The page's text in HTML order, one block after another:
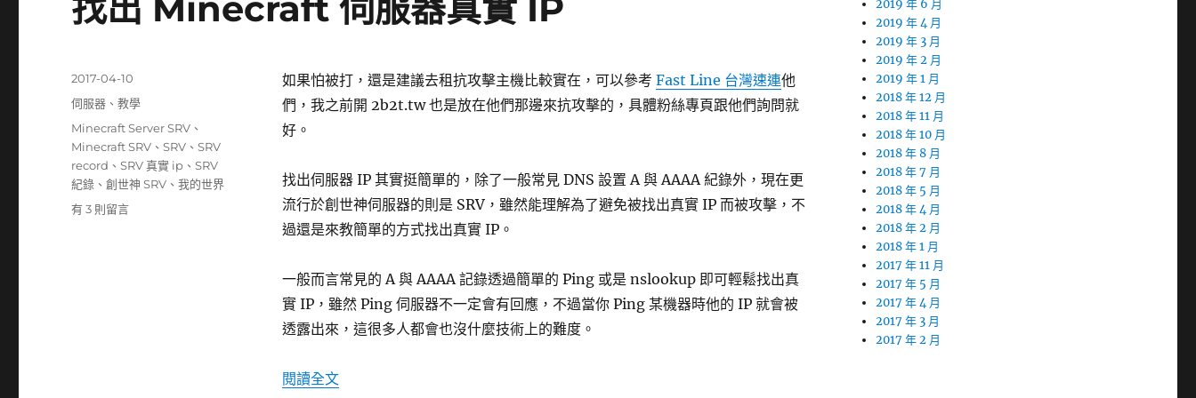
Minecraft
SRV
如果怕被打，還是建議去租抗攻擊主機比較實在，可以參考 Fast Line 台灣速連他
們，我之前開 2b2t.tw 也是放在他們那邊來抗攻擊的，具體粉絲專頁跟他們詢問就
好。
找出伺服器 IP 其實挺簡單的，除了一般常見 DNS 設置 A 與 AAAA 紀錄外，現在更
流行於創世神伺服器的則是 SRV，雖然能理解為了避免被找出真實 IP 而被攻擊，不
過還是來教簡單的方式找出真實 IP。
一般而言常見的 A 與 AAAA 記錄透過簡單的 Ping 或是 nslookup 即可輕鬆找出真
實 IP，雖然 Ping 伺服器不一定會有回應，不過當你 Ping 某機器時他的 IP 就會被
透露出來，這很多人都會也沒什麼技術上的難度。
閱讀全文〈找出 Minecraft 伺服器真實 IP〉
發
佈
期:
2017-04-10
分
伺服器 、教學
標
籤
Minecraft Server SRV 、
Minecraft SRV 、SRV 、SRV
record 、SRV 真實 ip 、SRV
紀錄 、創世神 SRV 、我的世界
在
有 3 則留言
2019 年 6 月
2019 年 4 月
2019 年 3 月
2019 年 2 月
2019 年 1 月
2018 年 12 月
2018 年 11 月
2018 年 10 月
2018 年 8 月
2018 年 7 月
2018 年 5 月
2018 年 4 月
2018 年 2 月
2018 年 1 月
2017 年 11 月
2017 年 5 月
2017 年 4 月
2017 年 3 月
2017 年 2 月